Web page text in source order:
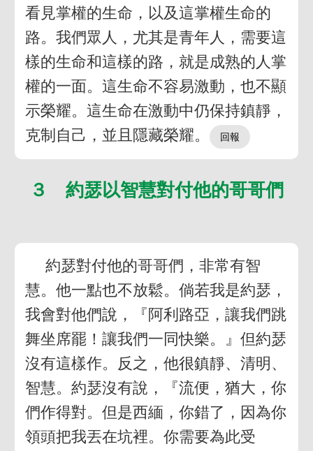
看見掌權的生命，以及這掌權生命的
路。我們眾人，尤其是青年人，需要這
樣的生命和這樣的路，就是成熟的人掌
權的一面。這生命不容易激動，也不顯
示榮耀。這生命在激動中仍保持鎮靜，
克制自己，並且隱藏榮耀。
３ 約瑟以智慧對付他的哥哥們
約瑟對付他的哥哥們，非常有智
慧。他一點也不放鬆。倘若我是約瑟，
我會對他們說，『阿利路亞，讓我們跳
舞坐席罷！讓我們一同快樂。』但約瑟
沒有這樣作。反之，他很鎮靜、清明、
智慧。約瑟沒有說，『流便，猶大，你
們作得對。但是西緬，你錯了，因為你
領頭把我丟在坑裡。你需要為此受